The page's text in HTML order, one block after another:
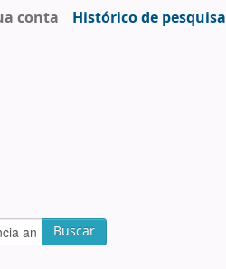
conta Histórico de pesquisa
Buscar